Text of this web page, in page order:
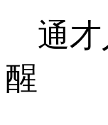
通
醒